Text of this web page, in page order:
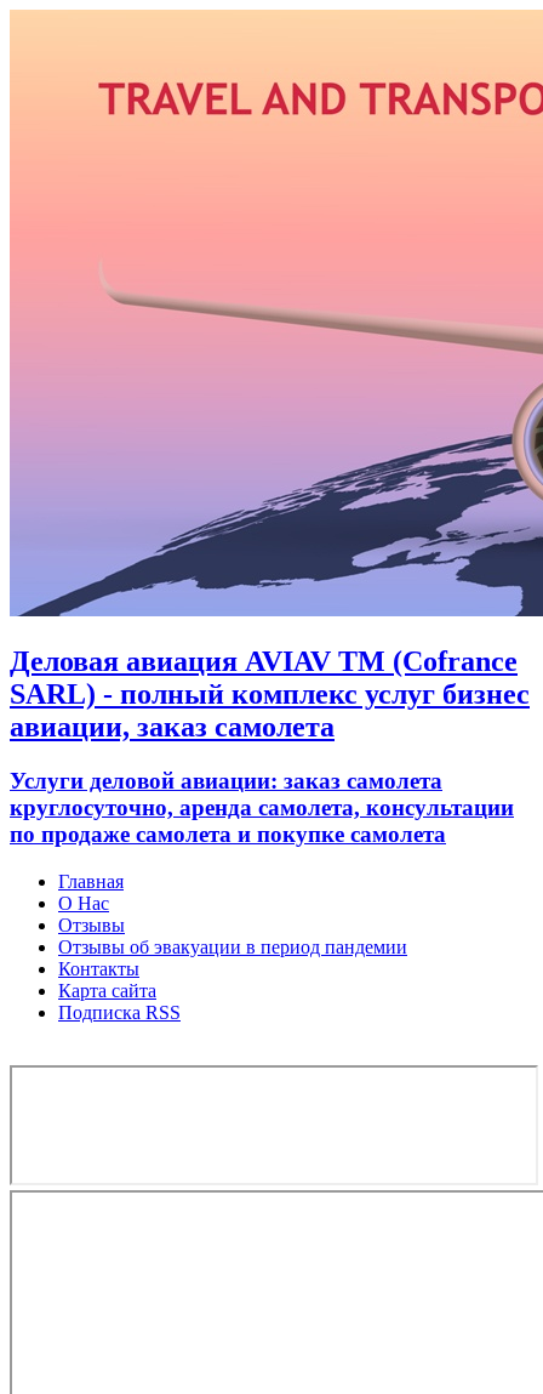
Деловая авиация AVIAV TM (Cofrance
SARL) - полный комплекс услуг бизнес
авиации, заказ самолета
Услуги деловой авиации: заказ самолета
круглосуточно, аренда самолета, консультации
по продаже самолета и покупке самолета
Главная
О Нас
Отзывы
Отзывы об эвакуации в период пандемии
Контакты
Карта сайта
Подписка RSS
Узнать больше.